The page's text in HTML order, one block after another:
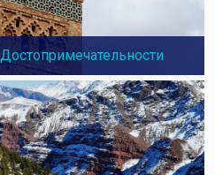
Достопримечательности